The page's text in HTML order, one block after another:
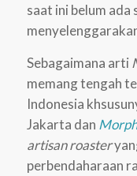
saat ini belum ada
Sebagaimana arti
memang tengah
Indonesia
Jakarta dan
artisan roaster
perbendaharaan